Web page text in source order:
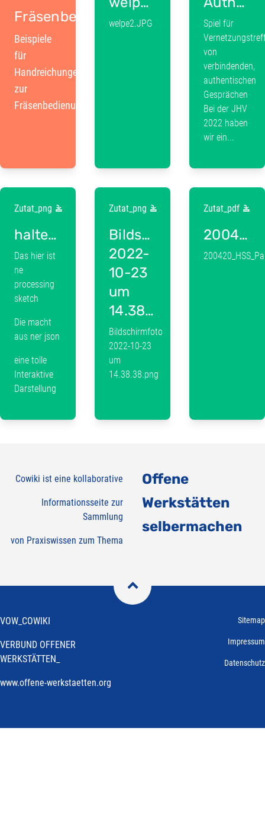
Fräsenbedienung
Beispiele
für
Handreichungen
zur
Fräsenbedienung
welpe2.JPG
Spiel für
von
verbindenden,
authentischen
Gesprächen
Bei der JHV
2022 haben
wir ein...
Zutat_png
haltestellenSachsen
Das hier ist
ne
processing
sketch
Die macht
aus ner json
eine tolle
Interaktive
Darstellung
Zutat_png
Bildschirmfoto
2022-
10-23
um
14.38.38.png
Bildschirmfoto
2022-10-23
um
14.38.38.png
Zutat_pdf
200420_HSS_Paper_CircularSociety_online.pdf
Cowiki ist eine kollaborative
Informationsseite zur
Sammlung
von Praxiswissen zum Thema
Offene
Werkstätten
selbermachen

VOW_COWIKI
VERBUND OFFENER
WERKSTÄTTEN_
www.offene-werkstaetten.org
Sitemap
Impressum
Datenschutz